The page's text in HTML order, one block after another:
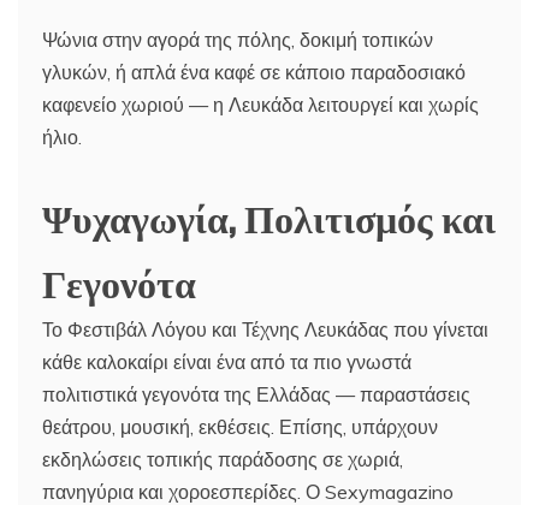
Ψώνια στην αγορά της πόλης, δοκιμή τοπικών
γλυκών, ή απλά ένα καφέ σε κάποιο παραδοσιακό
καφενείο χωριού — η Λευκάδα λειτουργεί και χωρίς
ήλιο.
Ψυχαγωγία, Πολιτισμός και
Γεγονότα
Το Φεστιβάλ Λόγου και Τέχνης Λευκάδας που γίνεται
κάθε καλοκαίρι είναι ένα από τα πιο γνωστά
πολιτιστικά γεγονότα της Ελλάδας — παραστάσεις
θεάτρου, μουσική, εκθέσεις. Επίσης, υπάρχουν
εκδηλώσεις τοπικής παράδοσης σε χωριά,
πανηγύρια και χοροεσπερίδες. Ο Sexymagazino